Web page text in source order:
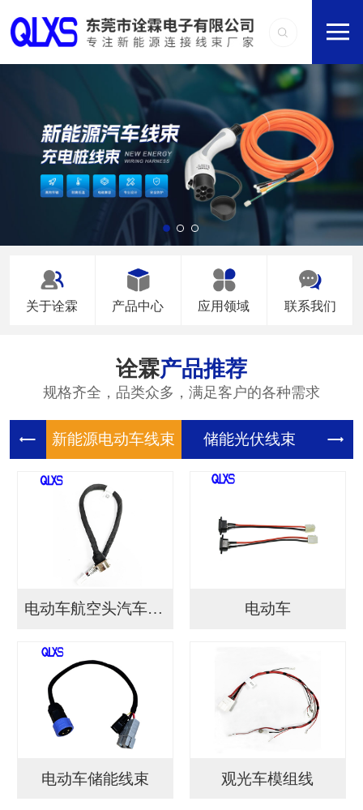
关于诠霖 产品中心 应用领域 联系我们
诠霖产品推荐
规格齐全，品类众多，满足客户的各种需求
新能源电 储能光伏
电动车航空头汽车连接... 电动车
电动车储能线束 观光车模组线